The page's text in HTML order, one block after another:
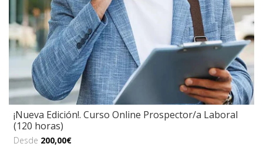
¡Nueva Edición!. Curso Online Prospector/a Laboral
(120 horas)
Desde 200,00€